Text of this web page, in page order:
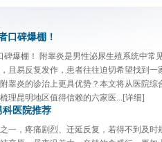
口碑爆棚！
爆棚！ 附睾炎是男性泌尿生殖系统中常
且易反复发作，患者往往迫切希望找到一
睾炎的诊治上更具优势？本文将从医院综
理昆明地区值得信赖的六家医...
[详细]
科医院推荐
一，疼痛剧烈、迁延反复，若得不到及时